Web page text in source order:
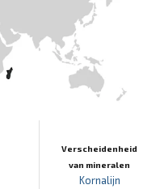
Verscheidenheid
van mineralen
Kornalijn